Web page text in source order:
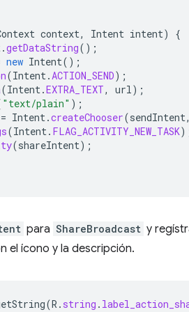
context, Intent intent)
{
.getDataString();
new Intent();
(Intent.ACTION_SEND);
(Intent.EXTRA_TEXT, url);
"text/plain" );
= Intent.createChooser(sendIntent,
(Intent. FLAG_ACTIVITY_NEW_TASK
(shareIntent);
para ShareBroadcast y
el ícono y la descripción.
(R . string .